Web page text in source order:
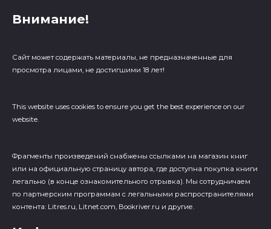
Внимание!
Сайт может содержать материалы, не предназначенные для
просмотра лицами, не достигшими 18 лет!
This website uses cookies to ensure you get the best experience on our
website.
Фрагменты произведений cнабжены ссылками на магазин книг
или на официальную страницу автора, где доступна покупка книги
легально (в конце ознакомительного отрывка). Мы сотрудничаем
по партнерским программам с легальными распространителями
контента: Litres.ru, Litnet.com, Bookriver.ru и другие.